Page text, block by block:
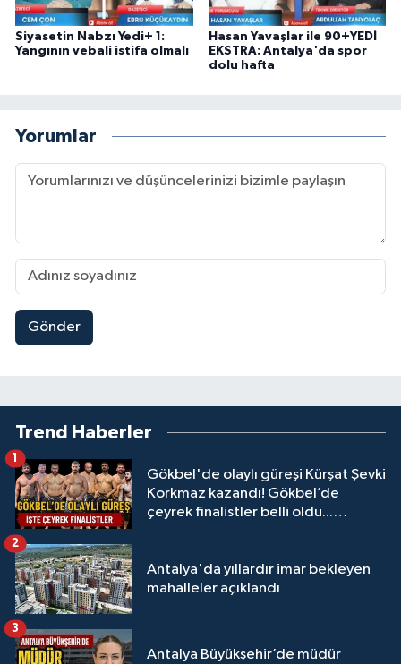
Siyasetin Nabzı Yedi+ 1:
Yangının vebali istifa olmalı
Hasan Yavaşlar ile 90+YEDİ
EKSTRA: Antalya'da spor
dolu hafta
Yorumlar
Gönder
Trend Haberler
Gökbel'de olaylı güreşi Kürşat Şevki
Korkmaz kazandı! Gökbel’de
çeyrek finalistler belli oldu...
1
Antalya'da yıllardır imar bekleyen
mahalleler açıklandı
2
Antalya Büyükşehir’de müdür
3